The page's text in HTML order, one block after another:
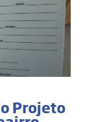
Projeto